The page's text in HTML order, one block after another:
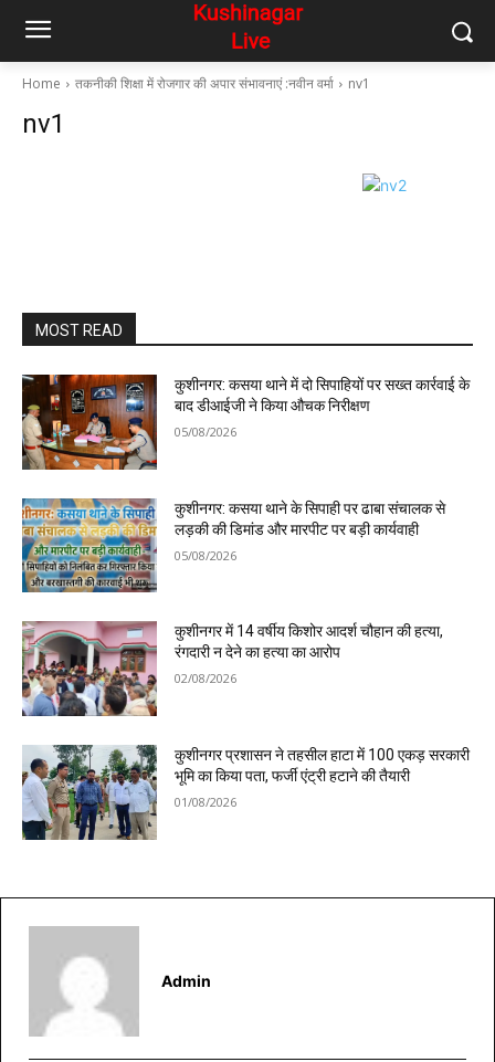
Home तकनीकी शिक्षा में रोजगार की अपार संभावनाएं :नवीन वर्मा nv1
nv1
MOST READ
कुशीनगर: कसया थाने में दो सिपाहियों पर सख्त कार्रवाई के
बाद डीआईजी ने किया औचक निरीक्षण
05/08/2026
कुशीनगर: कसया थाने के सिपाही पर ढाबा संचालक से
लड़की की डिमांड और मारपीट पर बड़ी कार्यवाही
05/08/2026
कुशीनगर में 14 वर्षीय किशोर आदर्श चौहान की हत्या,
रंगदारी न देने का हत्या का आरोप
02/08/2026
कुशीनगर प्रशासन ने तहसील हाटा में 100 एकड़ सरकारी
भूमि का किया पता, फर्जी एंट्री हटाने की तैयारी
01/08/2026
Admin